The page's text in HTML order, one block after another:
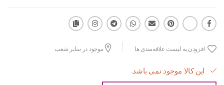
افزودن به لیست علاقه‌مندی ها موجود در سایر شعب
این کالا موجود نمی باشد.